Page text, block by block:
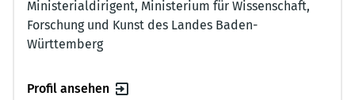
Ministerialdirigent, Ministerium für Wissenschaft,
Forschung und Kunst des Landes Baden-
Württemberg
Profil ansehen